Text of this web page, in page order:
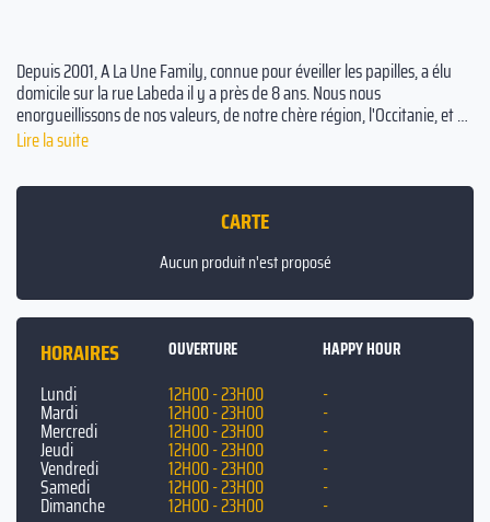
Depuis 2001, A La Une Family, connue pour éveiller les papilles, a élu
domicile sur la rue Labeda il y a près de 8 ans. Nous nous
enorgueillissons de nos valeurs, de notre chère région, l'Occitanie, et de
nos produits du terroir, tout en priorisant une utilisation quasi
nous sommes accessibles 7 jours sur 7. Au déjeuner, nous proposons
le dîner, délectez-vous de notre sélection de petites assiettes
Audrey, Ilyas, Kylian et leur dévouée équipe sont impatients de vous
accueillir!
Lire la suite
CARTE
Aucun produit n'est proposé
HORAIRES OUVERTURE HAPPY HOUR
Lundi 12H00 - 23H00 -
Mardi 12H00 - 23H00 -
Mercredi 12H00 - 23H00 -
Jeudi 12H00 - 23H00 -
Vendredi 12H00 - 23H00 -
Samedi 12H00 - 23H00 -
Dimanche 12H00 - 23H00 -